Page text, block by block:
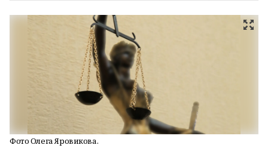
Фото Олега Яровикова.